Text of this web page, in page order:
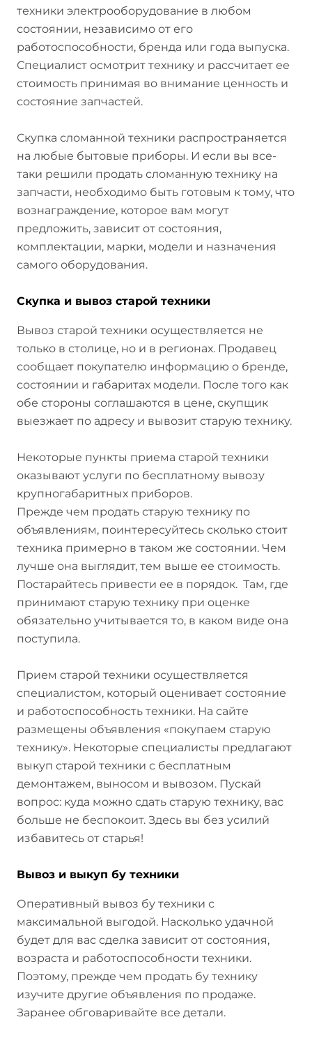
техники электрооборудование в любом
состоянии, независимо от его
работоспособности, бренда или года выпуска.
Специалист осмотрит технику и рассчитает ее
стоимость принимая во внимание ценность и
состояние запчастей.
Скупка сломанной техники распространяется
на любые бытовые приборы. И если вы все-
таки решили продать сломанную технику на
запчасти, необходимо быть готовым к тому, что
вознаграждение, которое вам могут
предложить, зависит от состояния,
комплектации, марки, модели и назначения
самого оборудования.
Скупка и вывоз старой техники
Вывоз старой техники осуществляется не
только в столице, но и в регионах. Продавец
сообщает покупателю информацию о бренде,
состоянии и габаритах модели. После того как
обе стороны соглашаются в цене, скупщик
выезжает по адресу и вывозит старую технику.
Некоторые пункты приема старой техники
оказывают услуги по бесплатному вывозу
крупногабаритных приборов.
Прежде чем продать старую технику по
объявлениям, поинтересуйтесь сколько стоит
техника примерно в таком же состоянии. Чем
лучше она выглядит, тем выше ее стоимость.
Постарайтесь привести ее в порядок. Там, где
принимают старую технику при оценке
обязательно учитывается то, в каком виде она
поступила.
Прием старой техники осуществляется
специалистом, который оценивает состояние
и работоспособность техники. На сайте
размещены объявления «покупаем старую
технику». Некоторые специалисты предлагают
выкуп старой техники с бесплатным
демонтажем, выносом и вывозом. Пускай
вопрос: куда можно сдать старую технику, вас
больше не беспокоит. Здесь вы без усилий
избавитесь от старья!
Вывоз и выкуп бу техники
Оперативный вывоз бу техники с
максимальной выгодой. Насколько удачной
будет для вас сделка зависит от состояния,
возраста и работоспособности техники.
Поэтому, прежде чем продать бу технику
изучите другие объявления по продаже.
Заранее обговаривайте все детали.